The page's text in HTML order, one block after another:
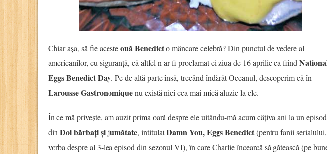
Chiar așa, să fie acesteouă Benedicto mâncare celebră? Din punctul de vedere al
americanilor, cu siguranță, că altfel n-ar fi proclamat ei ziua de 16 aprilie ca fiind
Eggs Benedict Day. Pe de altă parte însă, trecând îndărăt Oceanul, descoperim că în
Larousse Gastronomiquenu există nici cea mai mică aluzie la ele.
În ce mă privește, am auzit prima oară despre ele uitându-mă acum câțiva ani la un episod
din Doi bărbați și jumătate, intitulatDamn You, Eggs Benedict(pentru fanii
vorba despre al 3-lea episod din sezonul VI), în care Charlie încearcă să gătească (pe